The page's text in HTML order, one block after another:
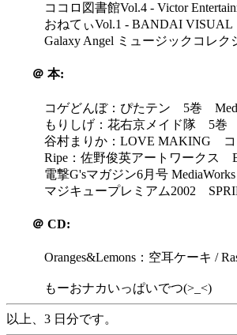
ココロ図書館Vol.4 - Victor
おねてぃVol.1 - BANDAI VISUAL
Galaxy Angel ミュージックコレ
＠ 本:
コゲどんぼ：ぴたテン 5巻
もりしげ：花右京メイド隊 5巻
谷村まりか：LOVE MAKING コ
Ripe：佐野俊英アートワークス
電撃G'sマガジン6月号 MediaWorks
マジキュープレミアム2002
＠ CD:
Oranges&Lemons：空耳ケーキ /
もーおナカいっぱいでつ(>_<)
以上、3 日分です。